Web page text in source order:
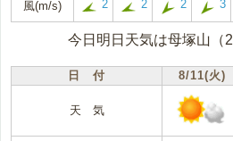
風(m/s) 2 2 2 3
今日明日天気は母塚山（
日 付 8/11(火)
天 気